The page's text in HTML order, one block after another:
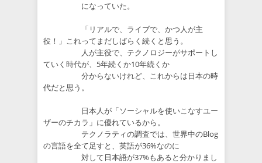
になっていた。
「リアルで、ライブで、かつ人が主
役！」これってまだしばらく続くと思う。
人が主役で、テクノロジーがサポートし
ていく時代が、5年続くか10年続くか
分からないけれど、これからは日本の時
代だと思う。
日本人が「ソーシャルを使いこなすユー
ザーのチカラ」に優れているから。
テクノラティの調査では、世界中のBlog
の言語を全て足すと、英語が36%なのに
対して日本語が37%もあると分かりまし